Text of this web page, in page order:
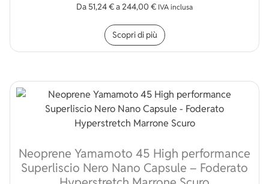
Da 51,24€a244,00 € IVA inclusa
Scopri di più
Neoprene Yamamoto 45 High performance
Superliscio Nero Nano Capsule – Foderato